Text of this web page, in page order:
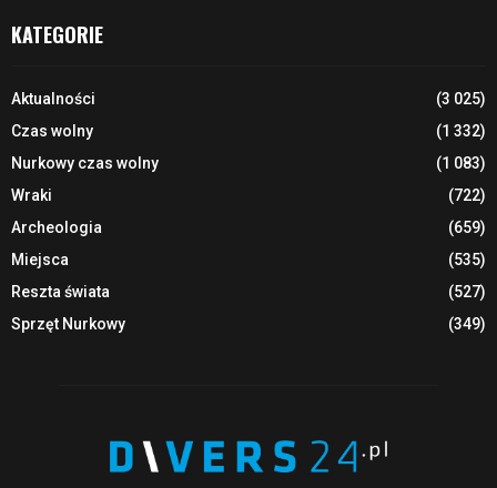
KATEGORIE
Aktualności
(3 025)
Czas wolny
(1 332)
Nurkowy czas wolny
(1 083)
Wraki
(722)
Archeologia
(659)
Miejsca
(535)
Reszta świata
(527)
Sprzęt Nurkowy
(349)